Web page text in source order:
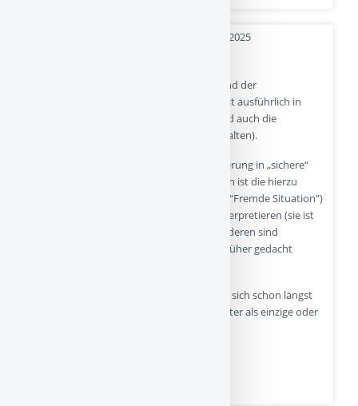
- 03-04-2025
Hier ein paar Spotlights zum heutigen Stand der
Bindungsforschung (ich befasse mich damit ausführlich in
meinem Buch "Kinder verstehen", dort sind auch die
wissenschaftlichen Literaturhinweise enthalten).
Eins der Hauptprobleme ist die Kategorisierung in „sichere“
und „unsichere“ Bindungstypen. Zum einen ist die hierzu
verwendete Untersuchungsmethodik (die “Fremde Situation”)
aus mehreren Gründen mit Vorsicht zu interpretieren (sie ist
deshalb aber nicht gleich “falsch”). Zum anderen sind
Bindungstypen offenbar viel flexibler als früher gedacht
Auch hat die moderne Bindungsforschung sich schon längst
vom „Muttermythos“ (die biologische Mutter als einzige oder